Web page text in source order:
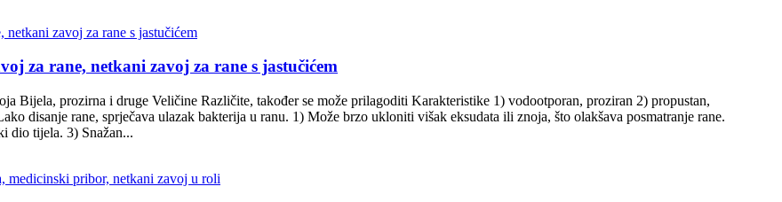
za rane, netkani zavoj za rane s jastučićem
Bijela, prozirna i druge Veličine Različite, također se može prilagoditi Karakteristike 1) vodootporan, proziran 2) propustan,
disanje rane, sprječava ulazak bakterija u ranu. 1) Može brzo ukloniti višak eksudata ili znoja, što olakšava posmatranje rane.
dio tijela. 3) Snažan...